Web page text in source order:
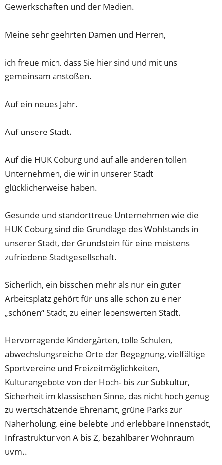
Gewerkschaften und der Medien.
Meine sehr geehrten Damen und Herren,
ich freue mich, dass Sie hier sind und mit uns
gemeinsam anstoßen.
Auf ein neues Jahr.
Auf unsere Stadt.
Auf die HUK Coburg und auf alle anderen tollen
Unternehmen, die wir in unserer Stadt
glücklicherweise haben.
Gesunde und standorttreue Unternehmen wie die
HUK Coburg sind die Grundlage des Wohlstands in
unserer Stadt, der Grundstein für eine meistens
zufriedene Stadtgesellschaft.
Sicherlich, ein bisschen mehr als nur ein guter
Arbeitsplatz gehört für uns alle schon zu einer
„schönen“ Stadt, zu einer lebenswerten Stadt.
Hervorragende Kindergärten, tolle Schulen,
abwechslungsreiche Orte der Begegnung, vielfältige
Sportvereine und Freizeitmöglichkeiten,
Kulturangebote von der Hoch- bis zur Subkultur,
Sicherheit im klassischen Sinne, das nicht hoch genug
zu wertschätzende Ehrenamt, grüne Parks zur
Naherholung, eine belebte und erlebbare Innenstadt,
Infrastruktur von A bis Z, bezahlbarer Wohnraum
uvm..